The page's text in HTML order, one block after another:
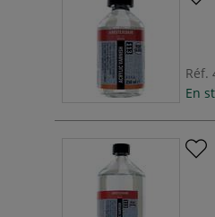
Réf.
En